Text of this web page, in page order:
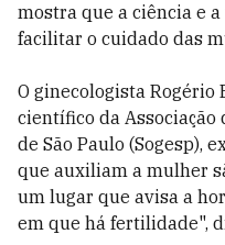
mostra que a ciência e
facilitar o cuidado das
O ginecologista Rogério
científico da
de São Paulo (Sogesp),
que auxiliam a mulher
um lugar que avisa a
em que há fertilidade",